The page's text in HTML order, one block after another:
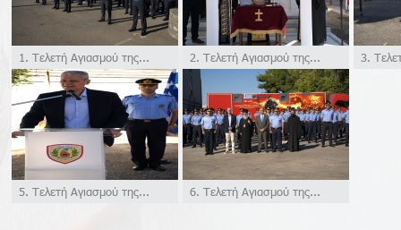
1. Τελετή Αγιασμού της... 2. Τελετή Αγιασμού της... 3.
5. Τελετή Αγιασμού της... 6. Τελετή Αγιασμού της...